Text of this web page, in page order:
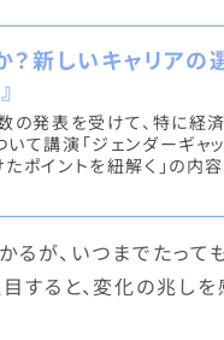
新しいキャリアの
の発表を受けて、特に経
て講演「ジェンダーギャ
ポイントを紐解く」の内
が、いつまでたって
すると、変化の兆しを